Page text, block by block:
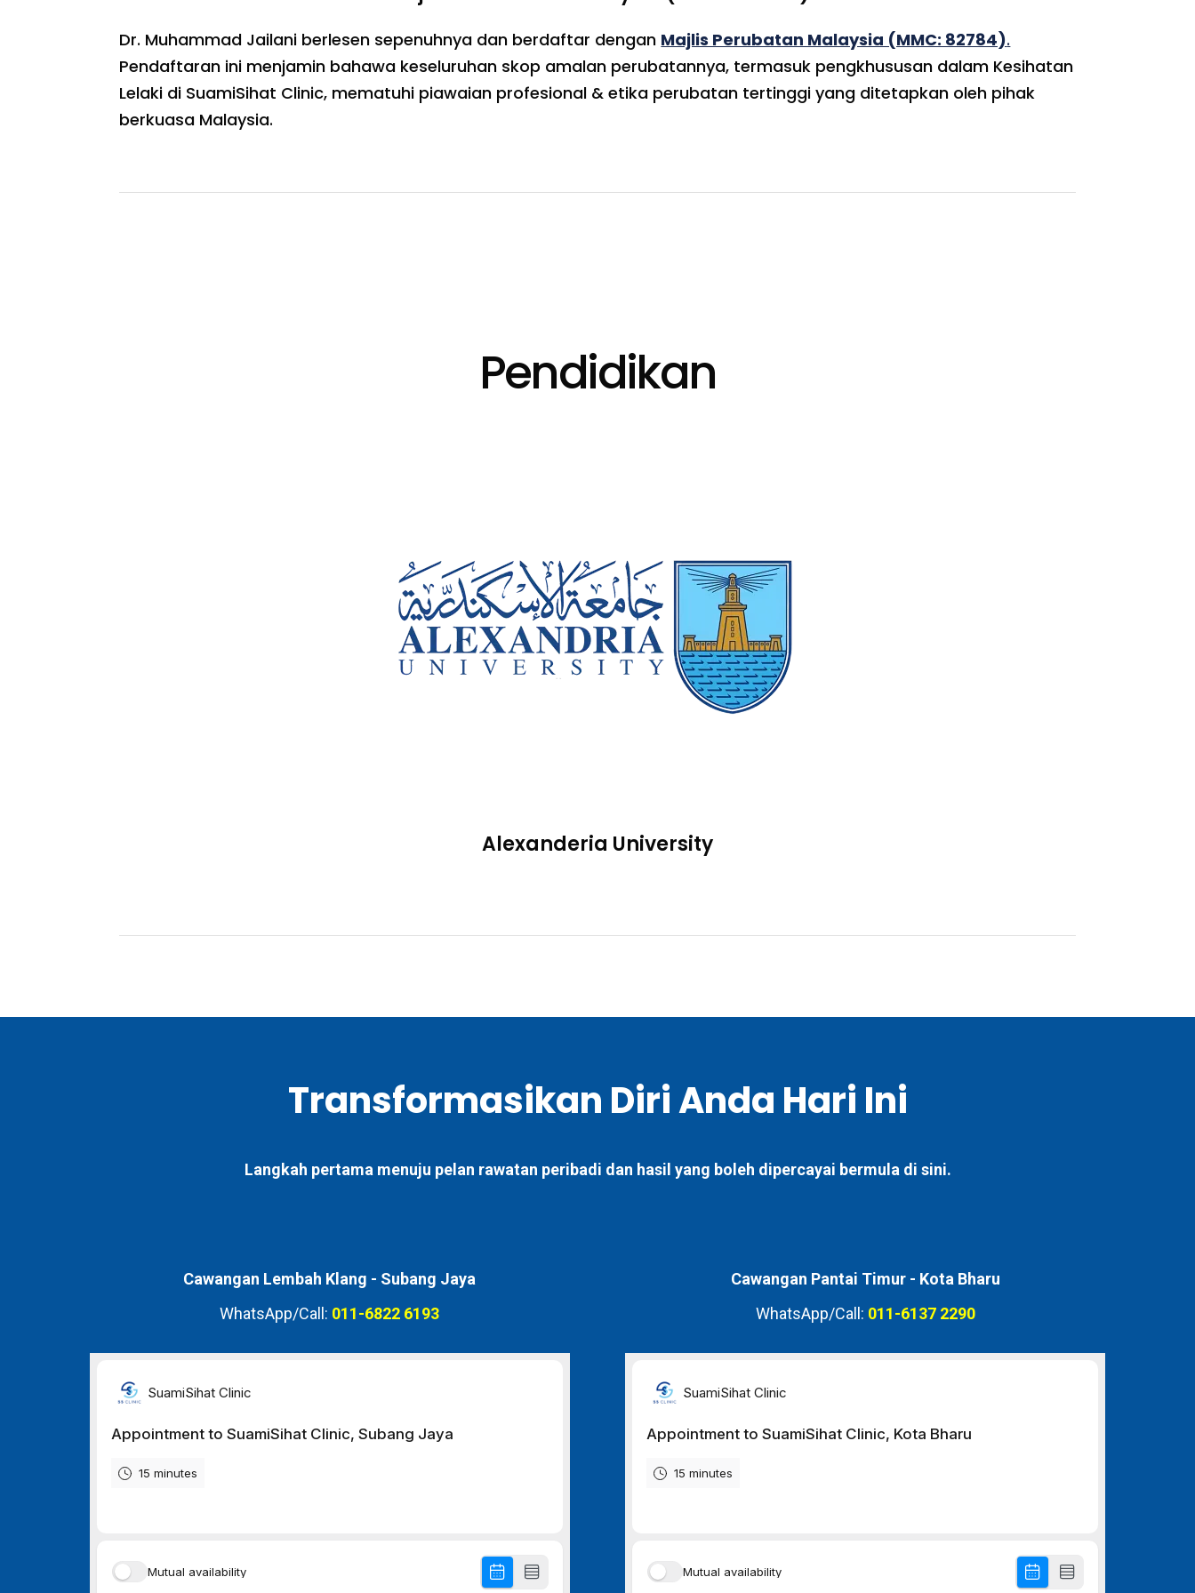
Dr. Muhammad Jailani berlesen sepenuhnya dan berdaftar dengan Majlis Perubatan Malaysia (MMC: 82784).
Pendaftaran ini menjamin bahawa keseluruhan skop amalan perubatannya, termasuk pengkhususan dalam Kesihatan
Lelaki di SuamiSihat Clinic, mematuhi piawaian profesional & etika perubatan tertinggi yang ditetapkan oleh pihak
berkuasa Malaysia.
Pendidikan
Alexanderia University
Transformasikan Diri Anda Hari Ini
Langkah pertama menuju pelan rawatan peribadi dan hasil yang boleh dipercayai bermula di sini.
Cawangan Lembah Klang - Subang Jaya
WhatsApp/Call: 011-6822 6193
Cawangan Pantai Timur - Kota Bharu
WhatsApp/Call: 011-6137 2290